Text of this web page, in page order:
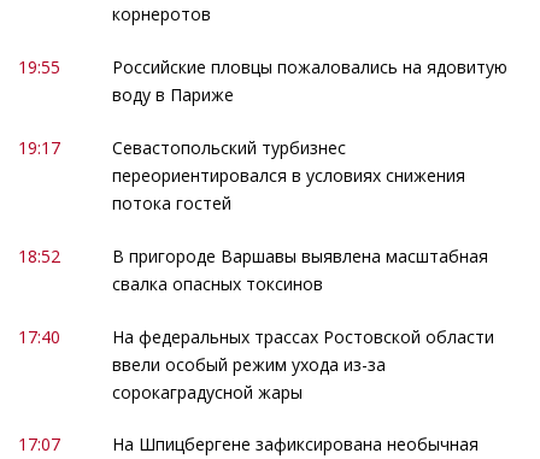
корнеротов
19:55
Российские пловцы пожаловались на ядовитую
воду в Париже
19:17
Севастопольский турбизнес
переориентировался в условиях снижения
потока гостей
18:52
В пригороде Варшавы выявлена масштабная
свалка опасных токсинов
17:40
На федеральных трассах Ростовской области
ввели особый режим ухода из-за
сорокаградусной жары
17:07
На Шпицбергене зафиксирована необычная